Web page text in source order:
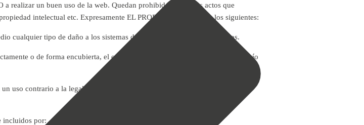
realizar un buen uso de la web. Quedan prohibidos todos los actos que
intelectual etc. Expresamente EL PROPIETARIO prohíbe los siguientes:
cualquier tipo de daño a los sistemas de EL PROPIETARIO o a terceros.
o de forma encubierta, el envío de correos masivos (“spaming”) o envío
uso contrario a la legalidad, la buena fe o a las presentes condiciones
incluidos por: